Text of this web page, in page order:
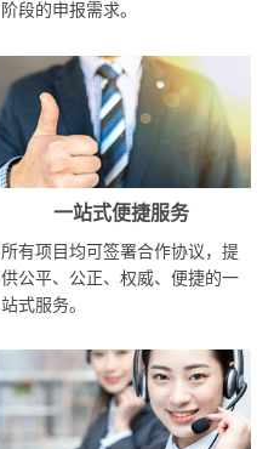
阶段的申报需求。
一站式便捷服务
所有项目均可签署合作协议，提
供公平、公正、权威、便捷的一
站式服务。